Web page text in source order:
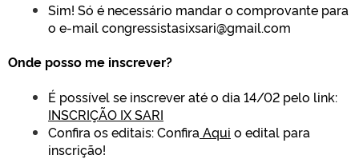
Sim! Só é necessário mandar o comprovante para
o e-mail congressistasixsari@gmail.com
Onde posso me inscrever?
É possível se inscrever até o dia 14/02 pelo link:
INSCRIÇÃO IX SARI
Confira os editais:Confira Aqui o edital para
inscrição!